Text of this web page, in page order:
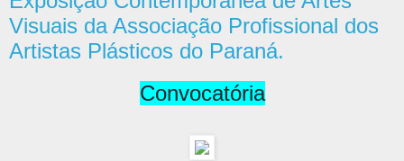
Visuais da Associação Profissional dos
Artistas Plásticos do Paraná.
Convocatória